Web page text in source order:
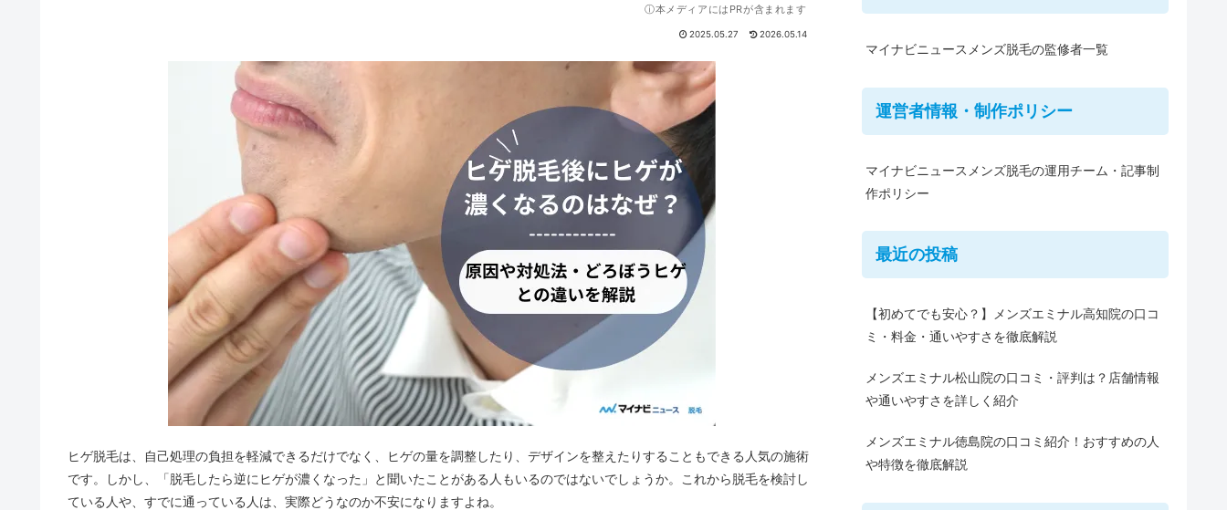
ⓘ本メディアにはPRが含まれます
2025.05.27 2026.05.14
ヒゲ脱毛は、自己処理の負担を軽減できるだけでなく、ヒゲの量を調整したり、デザインを整えたりすることもできる人気の施術
です。しかし、「脱毛したら逆にヒゲが濃くなった」と聞いたことがある人もいるのではないでしょうか。これから脱毛を検討し
ている人や、すでに通っている人は、実際どうなのか不安になりますよね。
マイナビニュースメンズ脱毛の監修者一覧
運営者情報・制作ポリシー
マイナビニュースメンズ脱毛の運用チーム・記事制
作ポリシー
最近の投稿
【初めてでも安心？】メンズエミナル高知院の口コ
ミ・料金・通いやすさを徹底解説
メンズエミナル松山院の口コミ・評判は？店舗情報
や通いやすさを詳しく紹介
メンズエミナル徳島院の口コミ紹介！おすすめの人
や特徴を徹底解説